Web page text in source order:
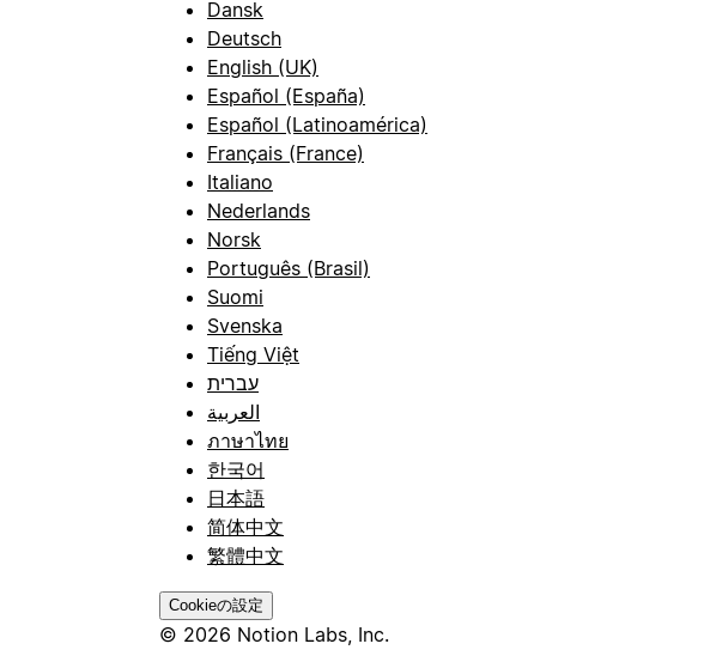
Dansk
Deutsch
English (UK)
Español (España)
Español (Latinoamérica)
Français (France)
Italiano
Nederlands
Norsk
Português (Brasil)
Suomi
Svenska
Tiếng Việt
עברית
العربية
ภาษาไทย
한국어
日本語
简体中文
繁體中文
Cookieの設定
© 2026 Notion Labs, Inc.